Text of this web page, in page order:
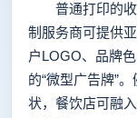
普通打印的收
制服务商可提供
户LOGO、品牌
的“微型广告牌”
状，餐饮店可融